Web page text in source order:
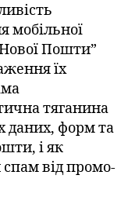
мобільної
Пошти”
їх
тяганина
даних, форм та
і як
спам від промо-